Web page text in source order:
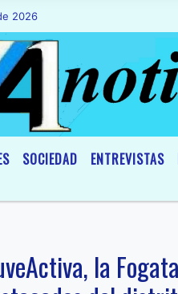
2026Hoy es Viernes 7 de
SOCIEDAD ENTREVISTAS
la